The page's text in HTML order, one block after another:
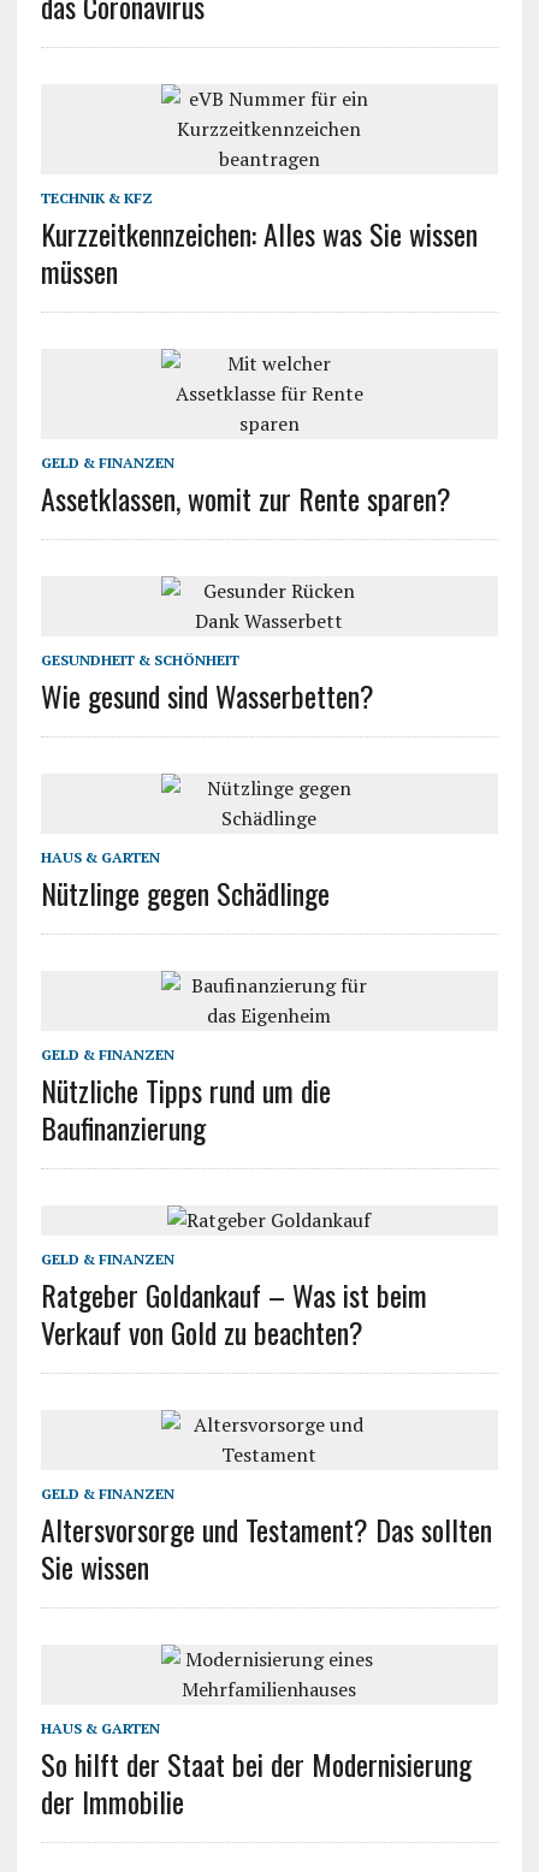
TECHNIK & KFZ
Kurzzeitkennzeichen: Alles was Sie wissen
müssen
GELD & FINANZEN
Assetklassen, womit zur Rente sparen?
GESUNDHEIT & SCHÖNHEIT
Wie gesund sind Wasserbetten?
HAUS & GARTEN
Nützlinge gegen Schädlinge
GELD & FINANZEN
Nützliche Tipps rund um die
Baufinanzierung
GELD & FINANZEN
Ratgeber Goldankauf – Was ist beim
Verkauf von Gold zu beachten?
GELD & FINANZEN
Altersvorsorge und Testament? Das sollten
Sie wissen
HAUS & GARTEN
So hilft der Staat bei der Modernisierung
der Immobilie